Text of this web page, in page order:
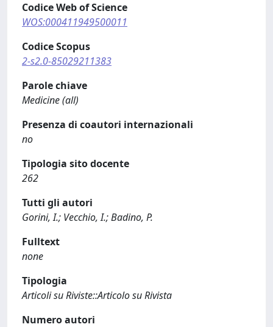
Codice Web of Science
WOS:000411949500011
Codice Scopus
2-s2.0-85029211383
Parole chiave
Medicine (all)
Presenza di coautori internazionali
no
Tipologia sito docente
262
Tutti gli autori
Gorini, I.; Vecchio, I.; Badino, P.
Fulltext
none
Tipologia
Articoli su Riviste::Articolo su Rivista
Numero autori